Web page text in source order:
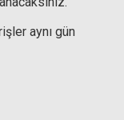
aynı gün